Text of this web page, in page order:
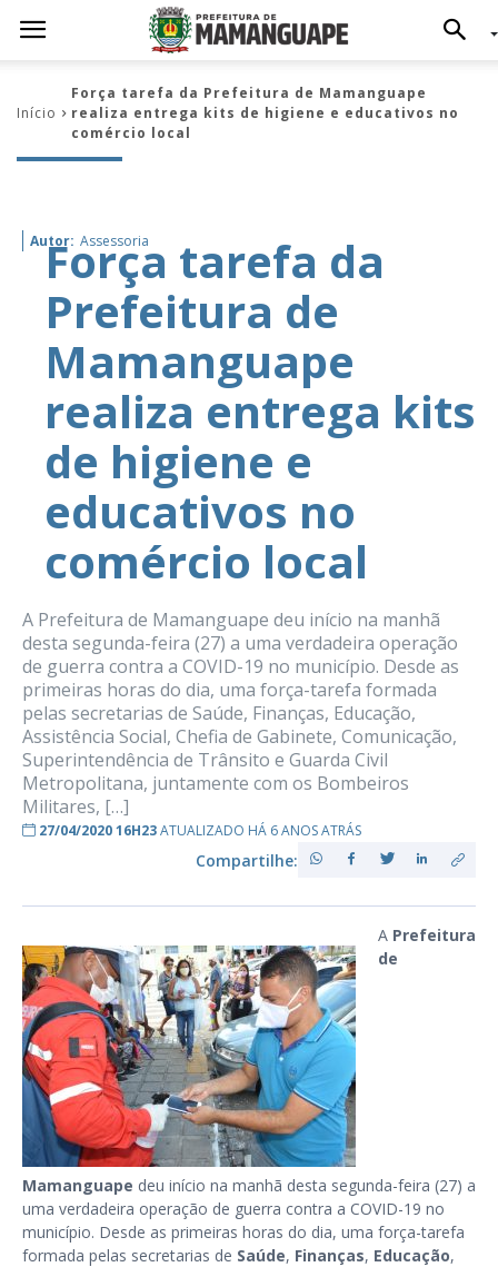
Início
Força tarefa da Prefeitura de Mamanguape
realiza entrega kits de higiene e educativos no
comércio local
Autor: Assessoria
Força tarefa da
Prefeitura de
Mamanguape
realiza entrega kits
de higiene e
educativos no
comércio local
A Prefeitura de Mamanguape deu início na manhã
desta segunda-feira (27) a uma verdadeira operação
de guerra contra a COVID-19 no município. Desde as
primeiras horas do dia, uma força-tarefa formada
pelas secretarias de Saúde, Finanças, Educação,
Assistência Social, Chefia de Gabinete, Comunicação,
Superintendência de Trânsito e Guarda Civil
Metropolitana, juntamente com os Bombeiros
Militares, […]
27/04/2020 16H23ATUALIZADO HÁ 6 ANOS ATRÁS
Compartilhe:
A Prefeitura
de
Mamanguape deu início na manhã desta segunda-feira (27) a
uma verdadeira operação de guerra contra a COVID-19 no
município. Desde as primeiras horas do dia, uma força-tarefa
formada pelas secretarias de Saúde, Finanças, Educação,